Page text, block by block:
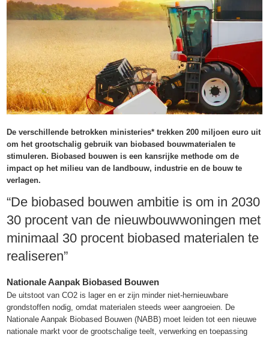
De verschillende betrokken ministeries* trekken 200 miljoen euro uit
om het grootschalig gebruik van biobased bouwmaterialen te
stimuleren. Biobased bouwen is een kansrijke methode om de
impact op het milieu van de landbouw, industrie en de bouw te
verlagen.
“De biobased bouwen ambitie is om in 2030
30 procent van de nieuwbouwwoningen met
minimaal 30 procent biobased materialen te
realiseren”
Nationale Aanpak Biobased Bouwen
De uitstoot van CO2 is lager en er zijn minder niet-hernieuwbare
grondstoffen nodig, omdat materialen steeds weer aangroeien. De
Nationale Aanpak Biobased Bouwen (NABB) moet leiden tot een nieuwe
nationale markt voor de grootschalige teelt, verwerking en toepassing